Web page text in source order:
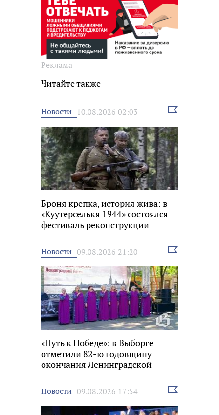
Реклама
Читайте также
Новости 10.08.2026 02:03
Выбрать
Броня крепка, история жива: в
«Куутерселькя 1944» состоялся
фестиваль реконструкции
Новости 09.08.2026 21:20
Выбрать
«Путь к Победе»: в Выборге
отметили 82-ю годовщину
окончания Ленинградской
битвы
Новости 09.08.2026 17:54
Выбрать